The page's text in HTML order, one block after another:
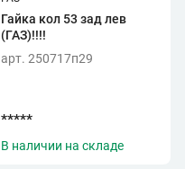
Гайка кол 53 зад лев
(ГАЗ)!!!!
арт. 250717п29
*****
В наличии на складе